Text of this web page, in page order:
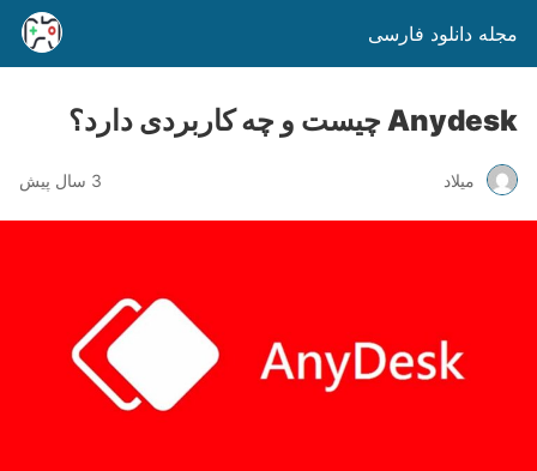
مجله دانلود فارسی
Anydesk چیست و چه کاربردی دارد؟
میلاد 3 سال پیش